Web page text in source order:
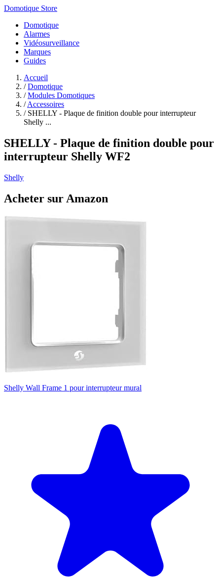
Domotique Store
Domotique
Alarmes
Vidéosurveillance
Marques
Guides
Accueil
/ Domotique
/ Modules Domotiques
/ Accessoires
/ SHELLY - Plaque de finition double pour interrupteur
Shelly ...
SHELLY - Plaque de finition double pour
interrupteur Shelly WF2
Shelly
Acheter sur Amazon
Shelly Wall Frame 1 pour interrupteur mural